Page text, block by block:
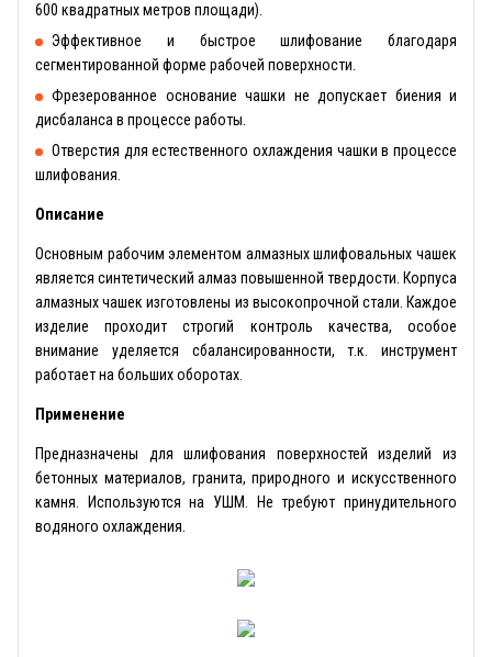
600 квадратных метров площади).
Эффективное и быстрое шлифование благодаря
сегментированной форме рабочей поверхности.
Фрезерованное основание чашки не допускает биения и
дисбаланса в процессе работы.
Отверстия для естественного охлаждения чашки в процессе
шлифования.
Описание
Основным рабочим элементом алмазных шлифовальных чашек
является синтетический алмаз повышенной твердости. Корпуса
алмазных чашек изготовлены из высокопрочной стали. Каждое
изделие проходит строгий контроль качества, особое
внимание уделяется сбалансированности, т.к. инструмент
работает на больших оборотах.
Применение
Предназначены для шлифования поверхностей изделий из
бетонных материалов, гранита, природного и искусственного
камня. Используются на УШМ. Не требуют принудительного
водяного охлаждения.